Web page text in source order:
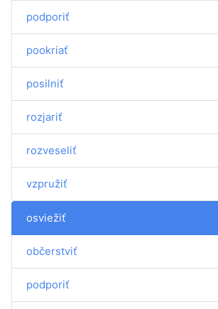
podporiť
pookriať
posilniť
rozjariť
rozveseliť
vzpružiť
osviežiť
občerstviť
podporiť